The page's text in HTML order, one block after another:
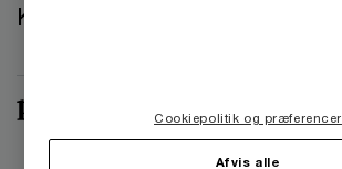
Kontakt os
Afvis alle
Cookiepolitik og præferencer